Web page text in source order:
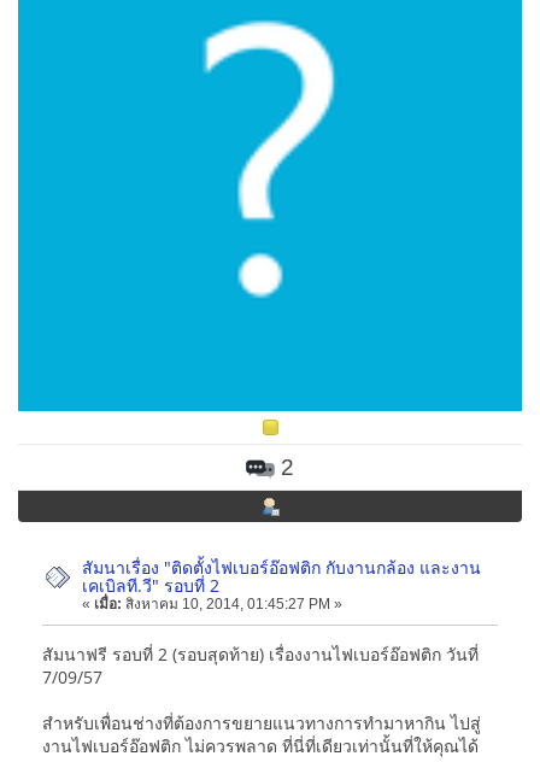
2
สัมนาเรื่อง "ติดตั้งไฟเบอร์อ๊อฟติก กับงานกล้อง และงาน
เคเบิลที.วี" รอบที่ 2
« เมื่อ: สิงหาคม 10, 2014, 01:45:27 PM »
สัมนาฟรี รอบที่ 2 (รอบสุดท้าย) เรื่องงานไฟเบอร์อ๊อฟติก วันที่
7/09/57
สำหรับเพื่อนช่างที่ต้องการขยายแนวทางการทำมาหากิน ไปสู่
งานไฟเบอร์อ๊อฟติก ไม่ควรพลาด ที่นี่ที่เดียวเท่านั้นที่ให้คุณได้